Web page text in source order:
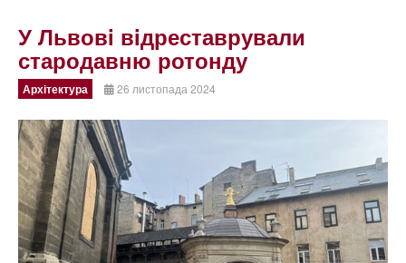
У Львовi вiдреставрували
стародавню ротонду
Архітектура 26 листопада 2024